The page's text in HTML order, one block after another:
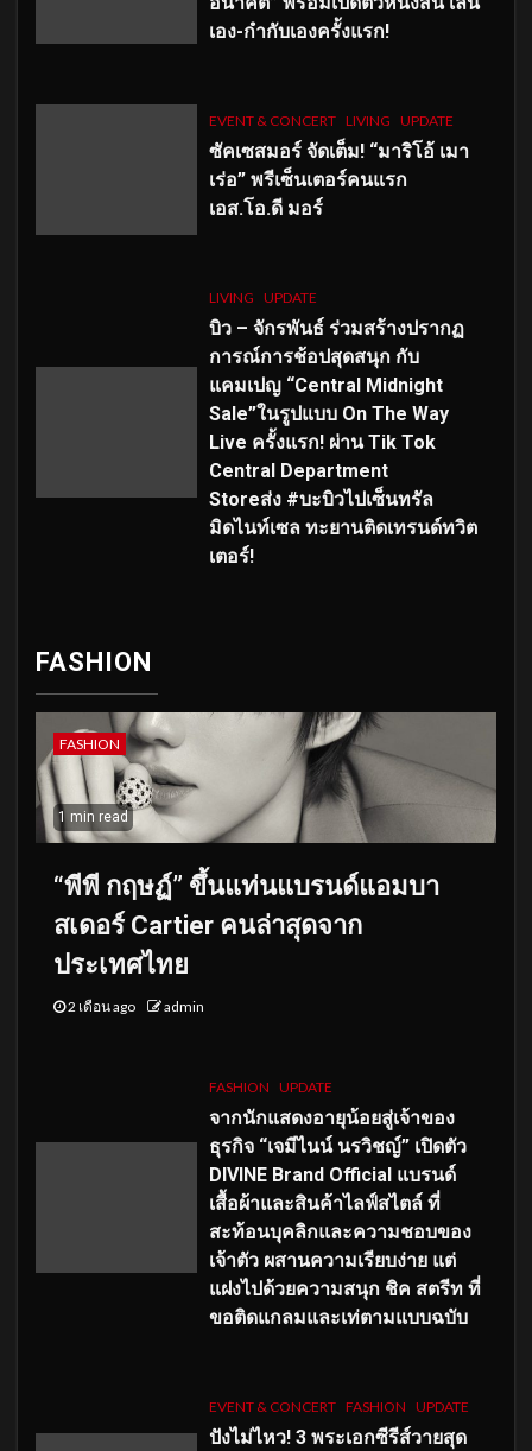
เอง-กำกับเองครั้งแรก!
EVENT & CONCERT LIVING UPDATE
ซัคเซสมอร์ จัดเต็ม! “มาริโอ้ เมา
เร่อ” พรีเซ็นเตอร์คนแรก
เอส.โอ.ดี มอร์
LIVING UPDATE
บิว – จักรพันธ์ ร่วมสร้างปรากฏ
การณ์การช้อปสุดสนุก กับ
แคมเปญ “Central Midnight
Sale”ในรูปแบบ On The Way
Live ครั้งแรก! ผ่าน Tik Tok
Central Department
Storeส่ง #บะบิวไปเซ็นทรัล
มิดไนท์เซล ทะยานติดเทรนด์ทวิต
เตอร์!
FASHION
FASHION
1 min read
“พีพี กฤษฏ์” ขึ้นแท่นแบรนด์แอมบา
สเดอร์ Cartier คนล่าสุดจาก
ประเทศไทย
2 เดือน ago admin
FASHION UPDATE
จากนักแสดงอายุน้อยสู่เจ้าของ
ธุรกิจ “เจมีไนน์ นรวิชญ์” เปิดตัว
DIVINE Brand Official แบรนด์
เสื้อผ้าและสินค้าไลฟ์สไตล์ ที่
สะท้อนบุคลิกและความชอบของ
เจ้าตัว ผสานความเรียบง่าย แต่
แฝงไปด้วยความสนุก ชิค สตรีท ที่
ขอติดแกลมและเท่ตามแบบฉบับ
EVENT & CONCERT FASHION UPDATE
ปังไม่ไหว! 3 พระเอกซีรีส์วายสุด